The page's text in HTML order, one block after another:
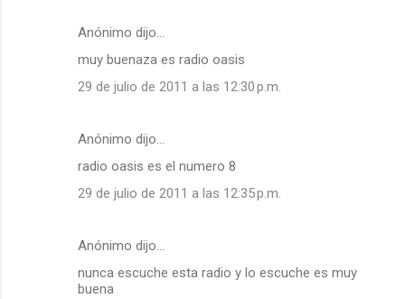
Anónimo dijo…
muy buenaza es radio oasis
29 de julio de 2011 a las 12:30 p.m.
Anónimo dijo…
radio oasis es el numero 8
29 de julio de 2011 a las 12:35 p.m.
Anónimo dijo…
nunca escuche esta radio y lo escuche es muy
buena